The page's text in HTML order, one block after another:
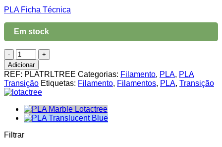
PLA Ficha Técnica
Em stock
Quantidade
de
PLA
Transição
Lotactree
1Kg
Adicionar
REF: PLATRLTREE Categorias: Filamento, PLA, PLA
Transição Etiquetas: Filamento, Filamentos, PLA, Transição
Filtrar